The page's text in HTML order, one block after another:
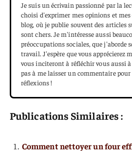
Je suis un écrivain passionné par la
choisi d'exprimer mes opinions et
blog, où je publie souvent des articles
sont chers. Je m'intéresse aussi
préoccupations sociales, que j'aborde
travail. J'espère que vous apprécierez
vous inciteront à réfléchir vous aussi
pas à me laisser un commentaire
réflexions !
Publications Similaires :
Comment nettoyer un four